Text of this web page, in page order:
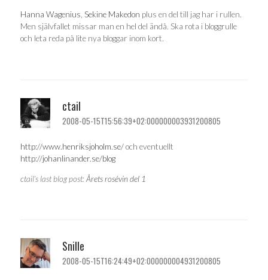
Hanna Wagenius Sekine Makedon plus en del till jag har i rullen.
Men självfallet missar man en hel del ändå. Ska rota i bloggrulle
och leta reda på lite nya bloggar inom kort.
ctail
2008-05-15T15:56:39+02:000000003931200805
http://www.henriksjoholm.se/och eventuellt
http://johanlinander.se/blog
ctail’s last blog post:Årets rosévin del 1
Snille
2008-05-15T16:24:49+02:000000004931200805